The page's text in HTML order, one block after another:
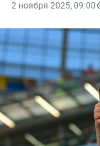
2 ноября 2025, 09:00